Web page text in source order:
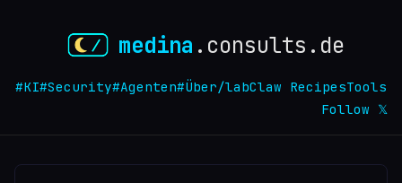
medina .consults.de
#KI#Security#Agenten#Über/labClaw RecipesTools
Follow 𝕏